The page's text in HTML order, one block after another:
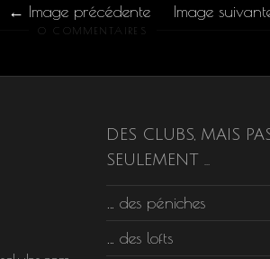
Image précédente Image
0 COMMENTAIRES
DES CLUBS, MAIS
SEULEMENT …
… des péniches
… des lofts